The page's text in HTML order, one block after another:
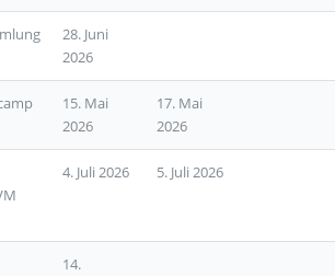
28. Juni
2026
15. Mai
2026
17. Mai
2026
4. Juli 2026 5. Juli 2026
14.